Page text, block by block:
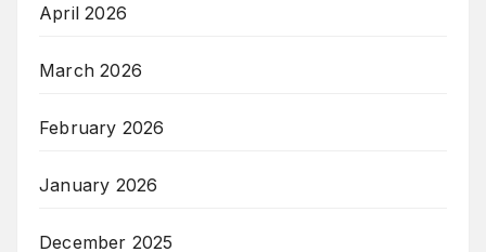
April 2026
March 2026
February 2026
January 2026
December 2025